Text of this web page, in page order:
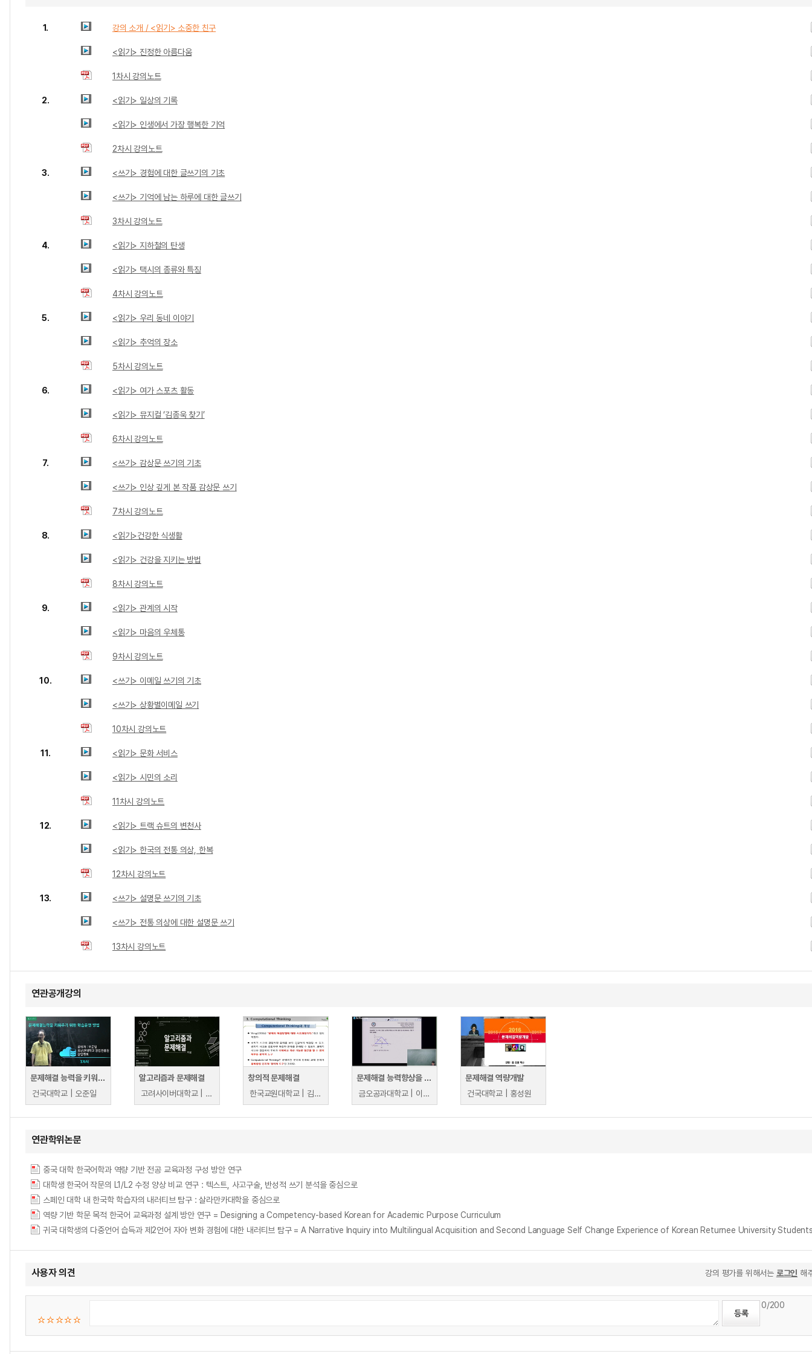
1. 강의 소개 / <읽기> 소중한 친구
<읽기> 진정한 아름다움
1차시 강의노트
2. <읽기> 일상의 기록
<읽기> 인생에서 가장 행복한 기억
2차시 강의노트
3. <쓰기> 경험에 대한 글쓰기의 기초
<쓰기> 기억에 남는 하루에 대한 글쓰기
3차시 강의노트
4. <읽기> 지하철의 탄생
<읽기> 택시의 종류와 특징
4차시 강의노트
5. <읽기> 우리 동네 이야기
<읽기> 추억의 장소
5차시 강의노트
6. <읽기> 여가 스포츠 활동
<읽기> 뮤지컬 ‘김종욱 찾기’
6차시 강의노트
7. <쓰기> 감상문 쓰기의 기초
<쓰기> 인상 깊게 본 작품 감상문 쓰기
7차시 강의노트
8. <읽기>건강한 식생활
<읽기> 건강을 지키는 방법
8차시 강의노트
9. <읽기> 관계의 시작
<읽기> 마음의 우체통
9차시 강의노트
10. <쓰기> 이메일 쓰기의 기초
<쓰기> 상황별이메일 쓰기
10차시 강의노트
11. <읽기> 문화 서비스
<읽기> 시민의 소리
11차시 강의노트
12. <읽기> 트랙 슈트의 변천사
<읽기> 한국의 전통 의상, 한복
12차시 강의노트
13. <쓰기> 설명문 쓰기의 기초
<쓰기> 전통 의상에 대한 설명문 쓰기
13차시 강의노트
연관공개강의
문제해결 능력을 키워주기 위한 학습운영 방법
건국대학교 | 오준일
알고리즘과 문제해결
고려사이버대학교 | 임철홍
창의적 문제해결
한국교원대학교 | 김성식
문제해결 능력향상을 위한 전기자기학1
금오공과대학교 | 이희진
문제해결 역량개발
건국대학교 | 홍성원
연관학위논문
중국 대학 한국어학과 역량 기반 전공 교육과정 구성 방안 연구
대학생 한국어 작문의 L1/L2 수정 양상 비교 연구 : 텍스트, 사고구술, 반성적 쓰기 분석을 중심으로
스페인 대학 내 한국학 학습자의 내러티브 탐구 : 살라만카대학을 중심으로
역량 기반 학문 목적 한국어 교육과정 설계 방안 연구 = Designing a Competency-based Korean for Academic Purpose Curriculum
귀국 대학생의 다중언어 습득과 제2언어 자아 변화 경험에 대한 내러티브 탐구 = A Narrative Inquiry into Multilingual Acquisition and Second Language Self Change Experience of Korean Returnee University
사용자 의견 강의 평가를 위해서는 로그인 해
0/200